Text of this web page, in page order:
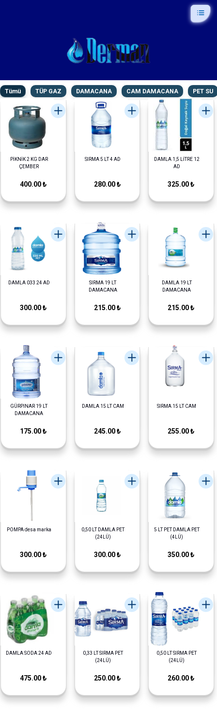
Tümü TÜP GAZ DAMACANA CAM DAMACANA PET SU
PİKNİK 2 KG DAR
ÇEMBER
400.00 ₺
SIRMA 5 LT 4 AD
280.00 ₺
DAMLA 1,5 LİTRE 12
AD
325.00 ₺
DAMLA 033 24 AD
300.00 ₺
SIRMA 19 LT
DAMACANA
215.00 ₺
DAMLA 19 LT
DAMACANA
215.00 ₺
GÜRPINAR 19 LT
DAMACANA
175.00 ₺
DAMLA 15 LT CAM
245.00 ₺
SIRMA 15 LT CAM
255.00 ₺
POMPA desa marka
300.00 ₺
0,50 LT DAMLA PET
(24LÜ)
300.00 ₺
5 LT PET DAMLA PET
(4LÜ)
350.00 ₺
DAMLA SODA 24 AD
475.00 ₺
0,33 LT SIRMA PET
(24LÜ)
250.00 ₺
0,50 LT SIRMA PET
(24LÜ)
260.00 ₺